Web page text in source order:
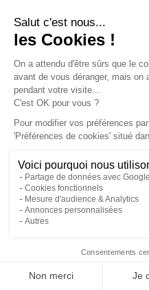
Mercedes Sprinter